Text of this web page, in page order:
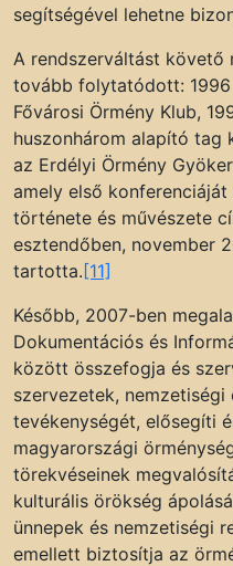
segítségével lehetne
A rendszerváltást
tovább folytatódott: 1996
Fővárosi Örmény Klub,
huszonhárom alapító tag
az Erdélyi Örmény
amely első
története és művészete
esztendőben, november
tartotta.[11]
Később, 2007-ben
Dokumentációs és
között összefogja és
szervezetek,
tevékenységét, elősegíti
magyarországi
törekvéseinek
kulturális örökség
ünnepek és nemzetiségi
emellett biztosítja az